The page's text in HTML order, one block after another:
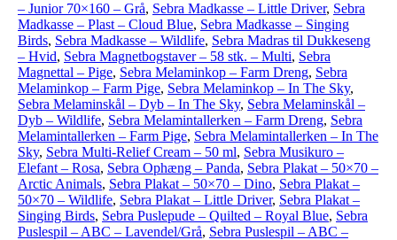
– Junior 70×160 – Grå, Sebra Madkasse – Little Driver, Sebra
Madkasse – Plast – Cloud Blue, Sebra Madkasse – Singing
Birds, Sebra Madkasse – Wildlife, Sebra Madras til Dukkeseng
– Hvid, Sebra Magnetbogstaver – 58 stk. – Multi, Sebra
Magnettal – Pige, Sebra Melaminkop – Farm Dreng, Sebra
Melaminkop – Farm Pige, Sebra Melaminkop – In The Sky,
Sebra Melaminskål – Dyb – In The Sky, Sebra Melaminskål –
Dyb – Wildlife, Sebra Melamintallerken – Farm Dreng, Sebra
Melamintallerken – Farm Pige, Sebra Melamintallerken – In The
Sky, Sebra Multi-Relief Cream – 50 ml, Sebra Musikuro –
Elefant – Rosa, Sebra Ophæng – Panda, Sebra Plakat – 50×70 –
Arctic Animals, Sebra Plakat – 50×70 – Dino, Sebra Plakat –
50×70 – Wildlife, Sebra Plakat – Little Driver, Sebra Plakat –
Singing Birds, Sebra Puslepude – Quilted – Royal Blue, Sebra
Puslespil – ABC – Lavendel/Grå, Sebra Puslespil – ABC –